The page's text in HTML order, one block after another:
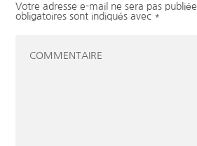
Votre adresse e-mail ne sera pas publiée.
obligatoires sont indiqués avec *